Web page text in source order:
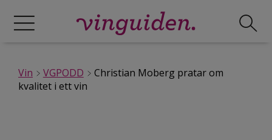
Vin VGPODD
Christian Moberg pratar om
kvalitet i ett vin